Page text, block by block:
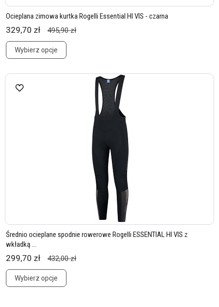
Ocieplana zimowa kurtka Rogelli Essential HI VIS - czarna
329,70 zł 495,90 zł
Wybierz opcje
Średnio ocieplane spodnie rowerowe Rogelli ESSENTIAL HI VIS z
wkładką ...
299,70 zł 432,00 zł
Wybierz opcje